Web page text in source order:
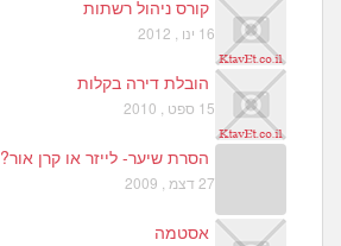
קורס ניהול רשתות
16 ינו , 2012
הובלת דירה בקלות
15 ספט , 2010
הסרת שיער- לייזר או קרן אור?
27 דצמ , 2009
אסטמה